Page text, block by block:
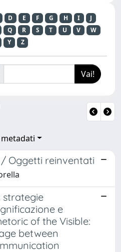
D E F G H I
J
Q R S T U V
W
Y Z
Oggetti reinventati
strategie
e
of the Visible:
between